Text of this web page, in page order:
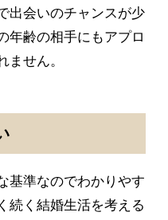
出会いのチャンスが少
年齢の相手にもアプロ
ません。
基準なのでわかりやす
続く結婚生活を考える